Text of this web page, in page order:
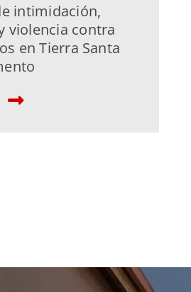
intimidación,
violencia contra
en Tierra Santa